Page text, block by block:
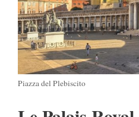
Piazza del Plebiscito